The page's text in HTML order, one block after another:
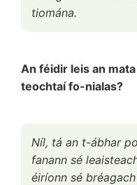
tiomána.
An féidir leis an
teochtaí fo-nialas?
Níl, tá an t-ábhar
fanann sé
éiríonn sé